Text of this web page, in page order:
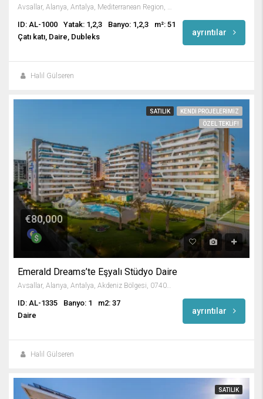
Avsallar, Alanya, Antalya, Mediterranean Region, Turkey
ID: AL-1000 Yatak: 1,2,3 Banyo: 1,2,3
m²: 51
Çatı katı, Daire, Dubleks
ayrıntılar
Halil Gülseren
SATILIK
KENDI PROJELERIMIZ
ÖZEL TEKLIF!
€80,000
Emerald Dreams’te Eşyalı Stüdyo Daire
ID: AL-1335 Banyo: 1
m2: 37
Daire
ayrıntılar
Halil Gülseren
SATILIK